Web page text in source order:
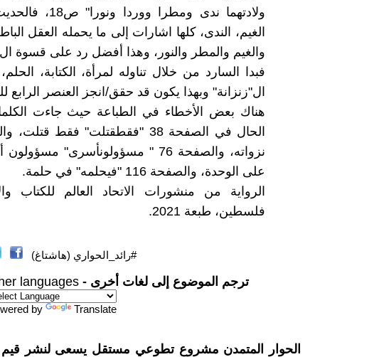
ولادتهما ندى
الغيم، الندى، كلها اشارات إلى ما يحمله العقل
والغيم والمطر والنور، وهذا أفضل رد على قسوة
فبدا السارد من خلال تناوله لمرأة، الكتابة،
ال"زنزانة" وبهذا يكون قد حقق/انجز العنصر الرابع
هناك بعض الأخطاء في الطباعة حيث جاءت
على الوحدة، والصفحة 116 "فيحلمه" في حلمة.
الرواية من منشورات الاتحاد العالم للكتاب
فلسطين، طبعة 2021.
#رائد_الحواري (هاشتاغ)
ترجم الموضوع إلى لغات أخرى - languages
by Translate
الحوار المتمدن مشروع تطوعي مستقل يسعى لنشر قيم